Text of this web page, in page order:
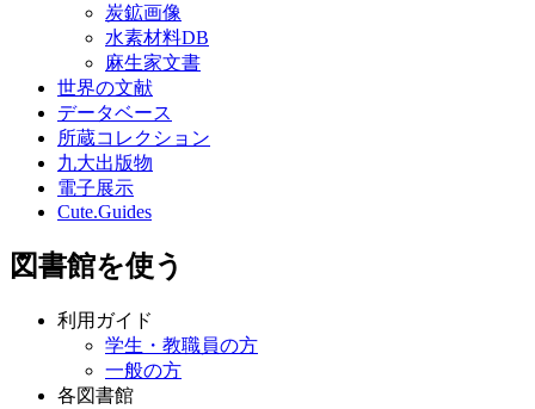
炭鉱画像
水素材料DB
麻生家文書
世界の文献
データベース
所蔵コレクション
九大出版物
電子展示
Cute.Guides
図書館を使う
利用ガイド
学生・教職員の方
一般の方
各図書館